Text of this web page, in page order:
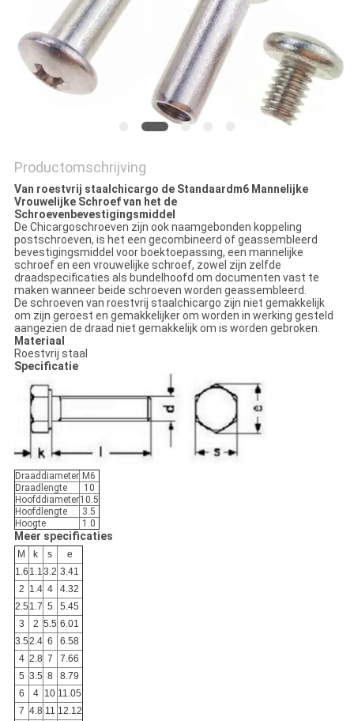
Productomschrijving
Van roestvrij staalchicargo de Standaardm6 Mannelijke
Vrouwelijke Schroef van het de
Schroevenbevestigingsmiddel
De Chicargoschroeven zijn ook naamgebonden koppeling
postschroeven, is het een gecombineerd of geassembleerd
bevestigingsmiddel voor boektoepassing, een mannelijke
schroef en een vrouwelijke schroef, zowel zijn zelfde
draadspecificaties als bundelhoofd om documenten vast te
maken wanneer beide schroeven worden geassembleerd.
De schroeven van roestvrij staalchicargo zijn niet gemakkelijk
om zijn geroest en gemakkelijker om worden in werking gesteld
aangezien de draad niet gemakkelijk om is worden gebroken.
Materiaal
Roestvrij staal
Specificatie
Draaddiameter M6
Draadlengte
10
Hoofddiameter10.5
Hoofdlengte
3.5
Hoogte
1.0
Meer specificaties
M k s
e
1.6 1.1 3.2 3.41
2 1.4 4
4.32
2.5 1.7 5
5.45
3
2 5.5 6.01
3.52.4 6
6.58
4 2.8 7
7.66
5 3.5 8
8.79
6
4 10 11.05
7 4.8 11 12.12